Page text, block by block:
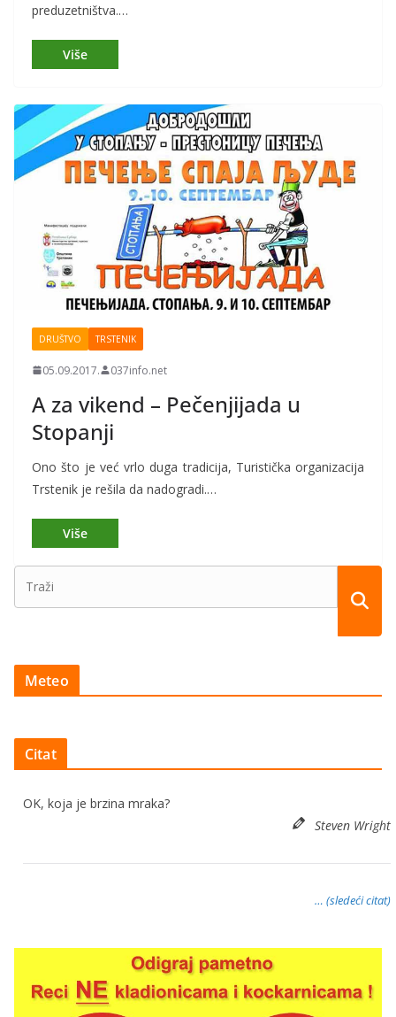
preduzetništva.…
DRUŠTVO TRSTENIK
05.09.2017. 037info.net
A za vikend – Pečenjijada u
Stopanji
Ono što je već vrlo duga tradicija, Turistička organizacija
Trstenik je rešila da nadogradi.…
Meteo
Citat
OK, koja je brzina mraka?
Steven Wright
… (sledeći citat)